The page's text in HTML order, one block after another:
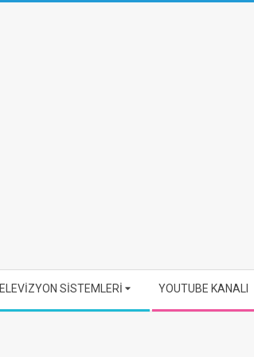
SİSTEMLERİ YOUTUBE KANALI